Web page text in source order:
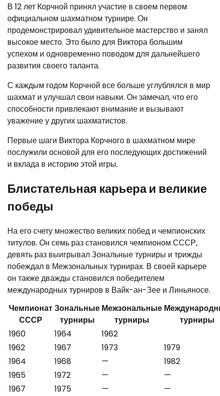
В 12 лет Корчной принял участие в своем первом
официальном шахматном турнире. Он
продемонстрировал удивительное мастерство и занял
высокое место. Это было для Виктора большим
успехом и одновременно поводом для дальнейшего
развития своего таланта.
С каждым годом Корчной все больше углублялся в мир
шахмат и улучшал свои навыки. Он замечал, что его
способности привлекают внимание и вызывают
уважение у других шахматистов.
Первые шаги Виктора Корчного в шахматном мире
послужили основой для его последующих достижений
и вклада в историю этой игры.
Блистательная карьера и великие
победы
На его счету множество великих побед и чемпионских
титулов. Он семь раз становился чемпионом СССР,
девять раз выигрывал Зональные турниры и трижды
побеждал в Межзональных турнирах. В своей карьере
он также дважды становился победителем
международных турниров в Вайк-ан-Зее и Линьяносе.
Чемпионат
СССР
Зональные
турниры
Межзональные
турниры
турниры
1960
1964
1962
1962
1967 1973
1979
1964
1968 —
1982
1965
1972 —
—
1967
1975 —
—